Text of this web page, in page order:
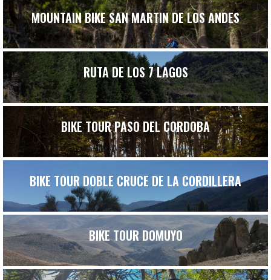
MOUNTAIN BIKE SAN MARTIN DE LOS ANDES
RUTA DE LOS 7 LAGOS
BIKE TOUR PASO DEL CORDOBA
BIKE TOUR DOBLE CRUCE DE LA CORDILLERA
BIKE TOUR DOMUYO